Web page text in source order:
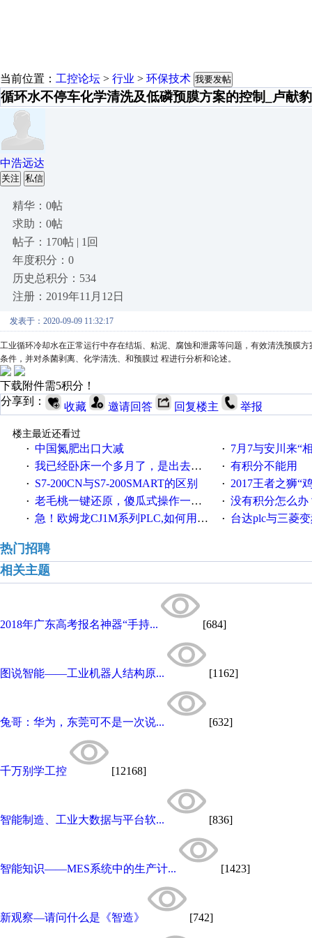
当前位置： 工控论坛 > 行业 > 环保技术 我要发帖
循环水不停车化学清洗及低磷预膜方案的控制_卢献豹
中浩远达
关注 私信
精华：0帖
求助：0帖
帖子：170帖 | 1回
年度积分：0
历史总积分：534
注册：2019年11月12日
发表于：2020-09-09 11:32:17
工业循环冷却水在正常运行中存在结垢、粘泥、腐蚀和泄露等问题，有效清洗预膜
条件，并对杀菌剥离、化学清洗、和预膜过 程进行分析和论述。
下载附件需5积分！
分享到：
收藏 邀请回答 回复楼主 举报
楼主最近还看过
· 中国氮肥出口大减 · 7月7与安川来“
· 我已经卧床一个多月了，是出去安装机械手在高速遭遇车祸所致:大家工作都要特别注意啊 · 有积分不能用
· S7-200CN与S7-200SMART的区别 · 2017王者之狮“鸡”情签到
· 老毛桃一键还原，傻瓜式操作一键轻松备份还原；程序为向导式安装，一键即可实现自动备份或还原系统。 · 没有积分怎么办
· 急！欧姆龙CJ1M系列PLC,如何用时间控制变频器。要求时间在组态王中可以自由输入！拜托各位大神了！ · 台达plc与三菱
热门招聘
相关主题
2018年广东高考报名神器“手持... [684]
图说智能——工业机器人结构原... [1162]
兔哥：华为，东莞可不是一次说... [632]
千万别学工控 [12168]
智能制造、工业大数据与平台软... [836]
智能知识——MES系统中的生产计... [1423]
新观察—请问什么是《智造》 [742]